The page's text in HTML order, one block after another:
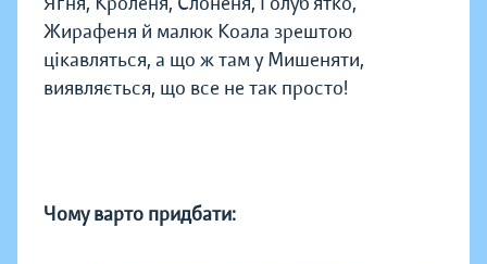
Жирафеня й малюк Коала зрештою
цікавляться, а що ж там у Мишеняти,
виявляється, що все не так просто!
Чому варто придбати: